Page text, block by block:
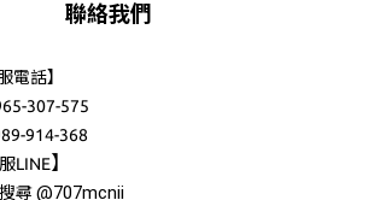
聯絡我們
電話】
307-575
914-368
LINE】
尋@707mcnii